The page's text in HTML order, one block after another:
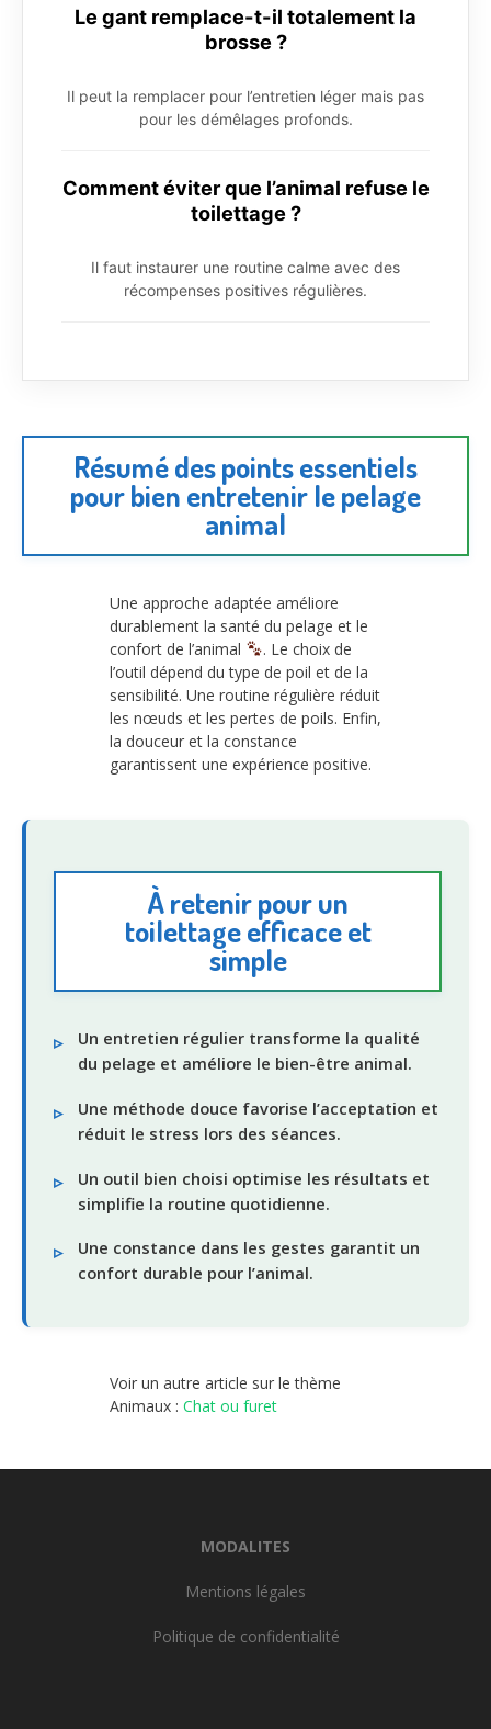
Le gant remplace-t-il totalement la
brosse ?
Il peut la remplacer pour l’entretien léger mais pas
pour les démêlages profonds.
Comment éviter que l’animal refuse le
toilettage ?
Il faut instaurer une routine calme avec des
récompenses positives régulières.
Résumé des points essentiels
pour bien entretenir le pelage
animal
Une approche adaptée améliore
durablement la santé du pelage et le
confort de l’animal
. Le choix de
l’outil dépend du type de poil et de la
sensibilité. Une routine régulière réduit
les nœuds et les pertes de poils. Enfin,
la douceur et la constance
garantissent une expérience positive.
À retenir pour un
toilettage efficace et
simple
Un entretien régulier transforme la qualité
du pelage et améliore le bien-être animal.
Une méthode douce favorise l’acceptation et
réduit le stress lors des séances.
Un outil bien choisi optimise les résultats et
simplifie la routine quotidienne.
Une constance dans les gestes garantit un
confort durable pour l’animal.
Voir un autre article sur le thème
Animaux : Chat ou furet
MODALITES
Mentions légales
Politique de confidentialité